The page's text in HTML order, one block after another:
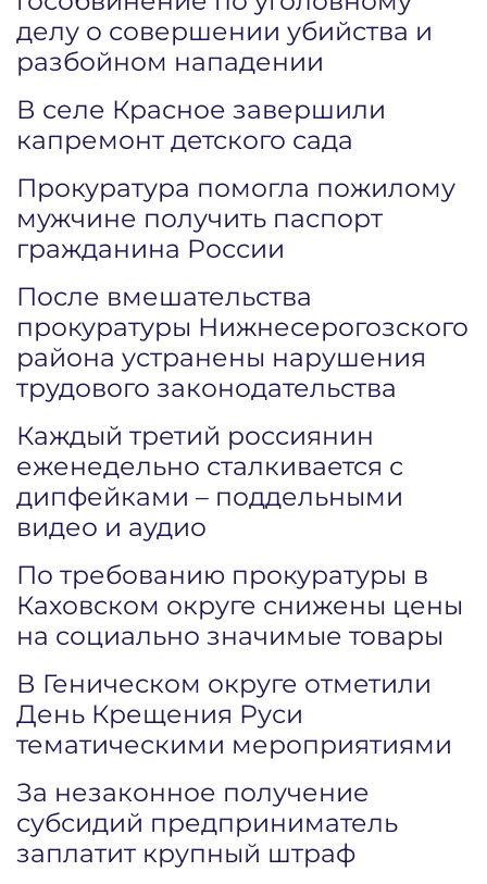
делу о совершении убийства и
разбойном нападении
В селе Красное завершили
капремонт детского сада
Прокуратура помогла пожилому
мужчине получить паспорт
гражданина России
После вмешательства
прокуратуры Нижнесерогозского
района устранены нарушения
трудового законодательства
Каждый третий россиянин
еженедельно сталкивается с
дипфейками – поддельными
видео и аудио
По требованию прокуратуры в
Каховском округе снижены цены
на социально значимые товары
В Геническом округе отметили
День Крещения Руси
тематическими мероприятиями
За незаконное получение
субсидий предприниматель
заплатит крупный штраф